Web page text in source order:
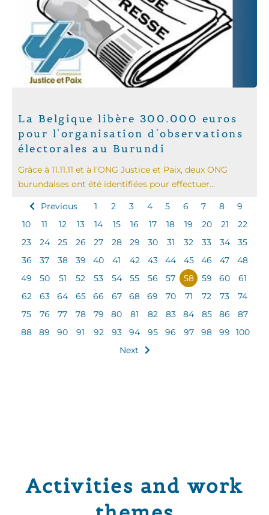
La Belgique libère 300.000 euros
pour l'organisation d'observations
électorales au Burundi
Grâce à 11.11.11 et à l’ONG Justice et Paix, deux ONG
burundaises ont été identifiées pour effectuer...
Previous 1 2 3 4 5 6 7 8
9
10
11 12 13 14 15 16 17 18 19 20 21
22
23
24 25 26 27 28 29 30 31 32 33 34
35
36
37 38 39 40 41 42 43 44 45 46 47
48
49
50 51 52 53 54 55 56 57 58 59 60
61
62
63 64 65 66 67 68 69 70 71 72 73
74
75
76 77 78 79 80 81 82 83 84 85 86
87
88
89 90 91 92 93 94 95 96 97 98 99
100
Next
Activities and work